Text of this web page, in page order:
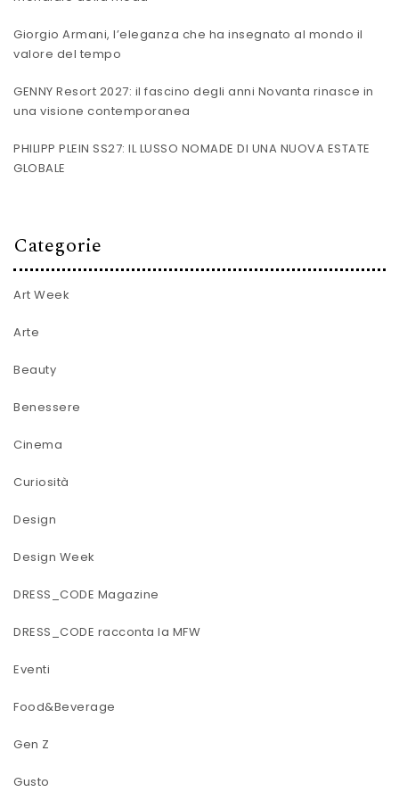
Giorgio Armani, l’eleganza che ha insegnato al mondo il
valore del tempo
GENNY Resort 2027: il fascino degli anni Novanta rinasce in
una visione contemporanea
PHILIPP PLEIN SS27: IL LUSSO NOMADE DI UNA NUOVA ESTATE
GLOBALE
Categorie
Art Week
Arte
Beauty
Benessere
Cinema
Curiosità
Design
Design Week
DRESS_CODE Magazine
DRESS_CODE racconta la MFW
Eventi
Food&Beverage
Gen Z
Gusto